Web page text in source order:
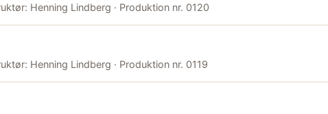
Henning Lindberg · Produktion nr. 0120
Henning Lindberg · Produktion nr. 0119